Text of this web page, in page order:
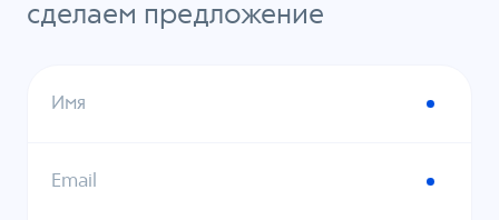
сделаем предложение
Имя
Email